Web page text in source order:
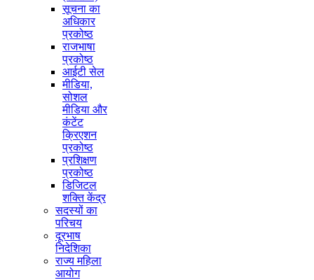
सूचना का
अधिकार
प्रकोष्ठ
राजभाषा
प्रकोष्ठ
आईटी सेल
मीडिया,
सोशल
मीडिया और
कंटेंट
क्रिएशन
प्रकोष्ठ
प्रशिक्षण
प्रकोष्ठ
डिजिटल
शक्ति केंद्र
सदस्यों का
परिचय
दूरभाष
निदेशिका
राज्य महिला
आयोग